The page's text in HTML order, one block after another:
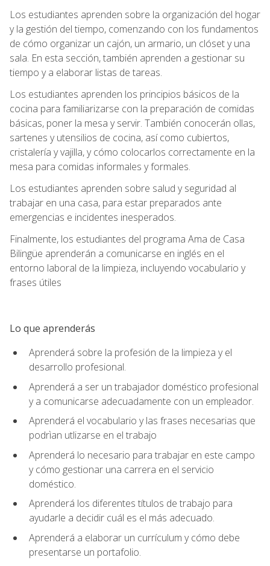
Los estudiantes aprenden sobre la organización del hogar
y la gestión del tiempo, comenzando con los fundamentos
de cómo organizar un cajón, un armario, un clóset y una
sala. En esta sección, también aprenden a gestionar su
tiempo y a elaborar listas de tareas.
Los estudiantes aprenden los principios básicos de la
cocina para familiarizarse con la preparación de comidas
básicas, poner la mesa y servir. También conocerán ollas,
sartenes y utensilios de cocina, así como cubiertos,
cristalería y vajilla, y cómo colocarlos correctamente en la
mesa para comidas informales y formales.
Los estudiantes aprenden sobre salud y seguridad al
trabajar en una casa, para estar preparados ante
emergencias e incidentes inesperados.
Finalmente, los estudiantes del programa Ama de Casa
Bilingüe aprenderán a comunicarse en inglés en el
entorno laboral de la limpieza, incluyendo vocabulario y
frases útiles
Lo que aprenderás
Aprenderá sobre la profesión de la limpieza y el
desarrollo profesional.
Aprenderá a ser un trabajador doméstico profesional
y a comunicarse adecuadamente con un empleador.
Aprenderá el vocabulario y las frases necesarias que
podrìan utlizarse en el trabajo
Aprenderá lo necesario para trabajar en este campo
y cómo gestionar una carrera en el servicio
doméstico.
Aprenderá los diferentes títulos de trabajo para
ayudarle a decidir cuál es el más adecuado.
Aprenderá a elaborar un currículum y cómo debe
presentarse un portafolio.